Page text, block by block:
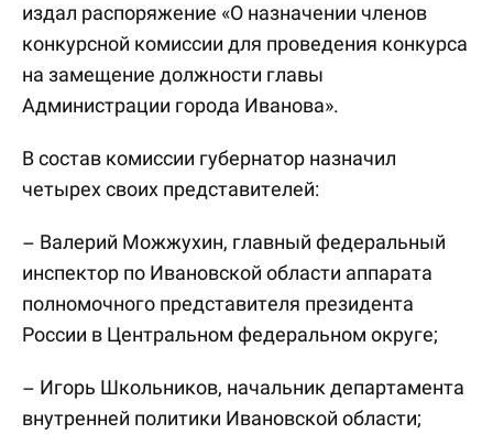
издал распоряжение «О назначении членов
конкурсной комиссии для проведения конкурса
на замещение должности главы
Администрации города Иванова».
В состав комиссии губернатор назначил
четырех своих представителей:
– Валерий Можжухин, главный федеральный
инспектор по Ивановской области аппарата
полномочного представителя президента
России в Центральном федеральном округе;
– Игорь Школьников, начальник департамента
внутренней политики Ивановской области;